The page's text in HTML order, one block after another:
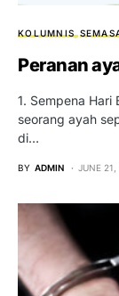
KOLUMNIS
Peranan
1. Sempena Hari
seorang ayah
di…
BY ADMIN JUNE